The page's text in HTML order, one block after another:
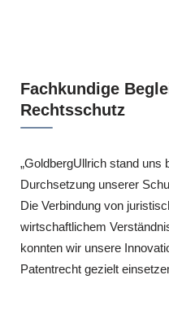
Fachkundige
Rechtsschutz
„GoldbergUllrich stand uns
Durchsetzung unserer
Die Verbindung von
wirtschaftlichem
konnten wir unsere
Patentrecht gezielt